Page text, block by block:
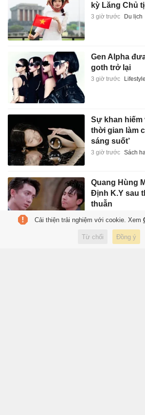
kỳ Lăng Chủ
3 giờ trước Du lịch
Gen Alpha
goth trở lại
3 giờ trước Lifestyle
Sự khan hiếm
thời gian làm
sáng suốt’
3 giờ trước Sách
Quang Hùng
Định K.Y sau
thuẫn
Thủ đoạn lôi
Cải thiện trải nghiệm với cookie. Xem
Từ chối Đồng ý